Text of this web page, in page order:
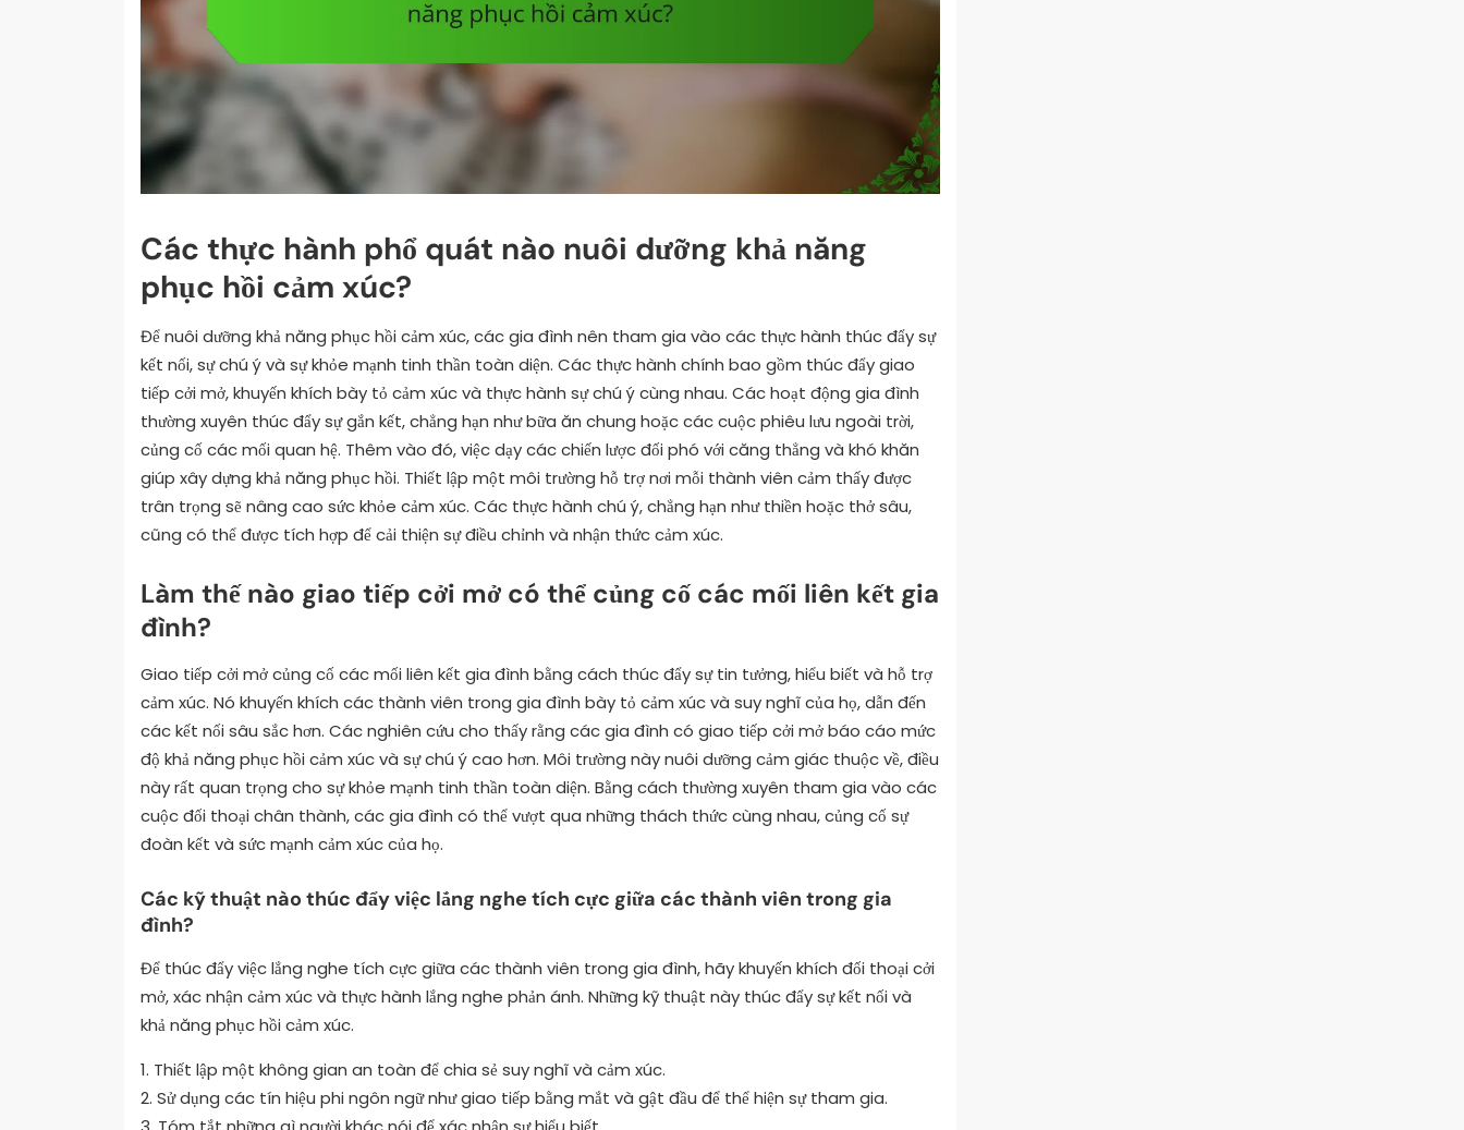
Các thực hành phổ quát nào nuôi dưỡng khả năng
phục hồi cảm xúc?
Để nuôi dưỡng khả năng phục hồi cảm xúc, các gia đình nên tham gia vào các thực hành thúc đẩy sự
kết nối, sự chú ý và sự khỏe mạnh tinh thần toàn diện. Các thực hành chính bao gồm thúc đẩy giao
tiếp cởi mở, khuyến khích bày tỏ cảm xúc và thực hành sự chú ý cùng nhau. Các hoạt động gia đình
thường xuyên thúc đẩy sự gắn kết, chẳng hạn như bữa ăn chung hoặc các cuộc phiêu lưu ngoài trời,
củng cố các mối quan hệ. Thêm vào đó, việc dạy các chiến lược đối phó với căng thẳng và khó khăn
giúp xây dựng khả năng phục hồi. Thiết lập một môi trường hỗ trợ nơi mỗi thành viên cảm thấy được
trân trọng sẽ nâng cao sức khỏe cảm xúc. Các thực hành chú ý, chẳng hạn như thiền hoặc thở sâu,
cũng có thể được tích hợp để cải thiện sự điều chỉnh và nhận thức cảm xúc.
Làm thế nào giao tiếp cởi mở có thể củng cố các mối liên kết gia
đình?
Giao tiếp cởi mở củng cố các mối liên kết gia đình bằng cách thúc đẩy sự tin tưởng, hiểu biết và hỗ trợ
cảm xúc. Nó khuyến khích các thành viên trong gia đình bày tỏ cảm xúc và suy nghĩ của họ, dẫn đến
các kết nối sâu sắc hơn. Các nghiên cứu cho thấy rằng các gia đình có giao tiếp cởi mở báo cáo mức
độ khả năng phục hồi cảm xúc và sự chú ý cao hơn. Môi trường này nuôi dưỡng cảm giác thuộc về, điều
này rất quan trọng cho sự khỏe mạnh tinh thần toàn diện. Bằng cách thường xuyên tham gia vào các
cuộc đối thoại chân thành, các gia đình có thể vượt qua những thách thức cùng nhau, củng cố sự
đoàn kết và sức mạnh cảm xúc của họ.
Các kỹ thuật nào thúc đẩy việc lắng nghe tích cực giữa các thành viên trong gia
đình?
Để thúc đẩy việc lắng nghe tích cực giữa các thành viên trong gia đình, hãy khuyến khích đối thoại cởi
mở, xác nhận cảm xúc và thực hành lắng nghe phản ánh. Những kỹ thuật này thúc đẩy sự kết nối và
khả năng phục hồi cảm xúc.
1. Thiết lập một không gian an toàn để chia sẻ suy nghĩ và cảm xúc.
2. Sử dụng các tín hiệu phi ngôn ngữ như giao tiếp bằng mắt và gật đầu để thể hiện sự tham gia.